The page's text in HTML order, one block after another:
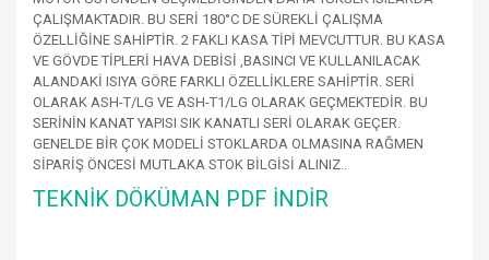
ÇALIŞMAKTADIR. BU SERİ 180°C DE SÜREKLİ ÇALIŞMA
ÖZELLİĞİNE SAHİPTİR. 2 FAKLI KASA TİPİ MEVCUTTUR. BU KASA
VE GÖVDE TİPLERİ HAVA DEBİSİ ,BASINCI VE KULLANILACAK
ALANDAKİ ISIYA GÖRE FARKLI ÖZELLİKLERE SAHİPTİR. SERİ
OLARAK ASH-T/LG VE ASH-T1/LG OLARAK GEÇMEKTEDİR. BU
SERİNİN KANAT YAPISI SIK KANATLI SERİ OLARAK GEÇER.
GENELDE BİR ÇOK MODELİ STOKLARDA OLMASINA RAĞMEN
SİPARİŞ ÖNCESİ MUTLAKA STOK BİLGİSİ ALINIZ..
TEKNİK DÖKÜMAN PDF İNDİR